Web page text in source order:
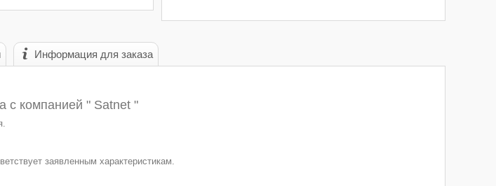
Информация для заказа
с компанией " Satnet "
заявленным характеристикам.